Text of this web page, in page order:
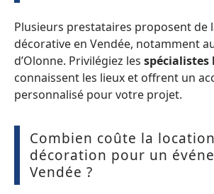
Plusieurs prestataires proposent de
décorative en Vendée, notamment
d’Olonne. Privilégiez les spécialistes
connaissent les lieux et offrent un
personnalisé pour votre projet.
Combien coûte la
décoration pour un
Vendée ?